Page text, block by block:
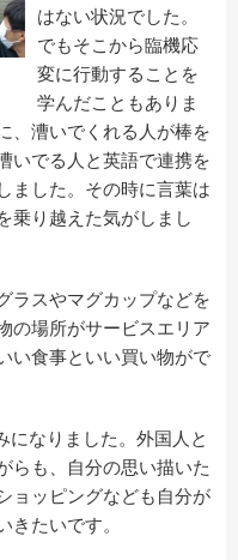
はない状況でした。
でもそこから臨機応
変に行動することを
学んだこともありま
、漕いでくれる人が棒を
いでる人と英語で連携を
ました。その時に言葉は
乗り越えた気がしまし
ラスやマグカップなどを
の場所がサービスエリア
い食事といい買い物がで
なりました。外国人と
らも、自分の思い描いた
ョッピングなども自分が
きたいです。